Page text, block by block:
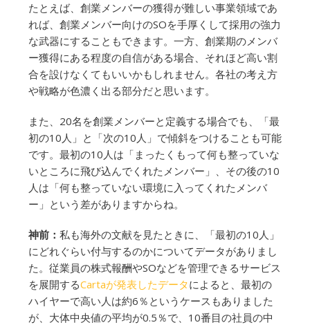
たとえば、創業メンバーの獲得が難しい事業領域であ
れば、創業メンバー向けのSOを手厚くして採用の強力
な武器にすることもできます。一方、創業期のメンバ
ー獲得にある程度の自信がある場合、それほど高い割
合を設けなくてもいいかもしれません。各社の考え方
や戦略が色濃く出る部分だと思います。
また、20名を創業メンバーと定義する場合でも、「最
初の10人」と「次の10人」で傾斜をつけることも可能
です。最初の10人は「まったくもって何も整っていな
いところに飛び込んでくれたメンバー」、その後の10
人は「何も整っていない環境に入ってくれたメンバ
ー」という差がありますからね。
神前： 私も海外の文献を見たときに、「最初の10人」
にどれぐらい付与するのかについてデータがありまし
た。従業員の株式報酬やSOなどを管理できるサービス
を展開するCartaが発表したデータによると、最初の
ハイヤーで高い人は約6％というケースもありました
が、大体中央値の平均が0.5％で、10番目の社員の中